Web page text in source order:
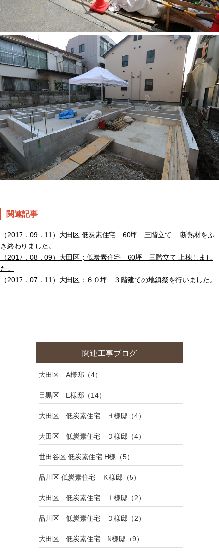
関連記事
（2017．09．11）大田区 低炭素住宅 60坪 三階立て 断熱材をふ
き終わりました。
（2017．08．09）大田区；低炭素住宅 60坪 三階立て 上棟しまし
た。
（2017．07．11）大田区：６０坪 ３階建ての地鎮祭を行いました。
関連工事ブログ
大田区 A様邸（4）
目黒区 E様邸（14）
大田区 低炭素住宅 Ｈ様邸（4）
大田区 低炭素住宅 Ｏ様邸（4）
世田谷区 低炭素住宅 H様（5）
品川区 低炭素住宅 Ｋ様邸（5）
大田区 低炭素住宅 Ｉ様邸（2）
品川区 低炭素住宅 Ｏ様邸（2）
大田区 低炭素住宅 N様邸（9）